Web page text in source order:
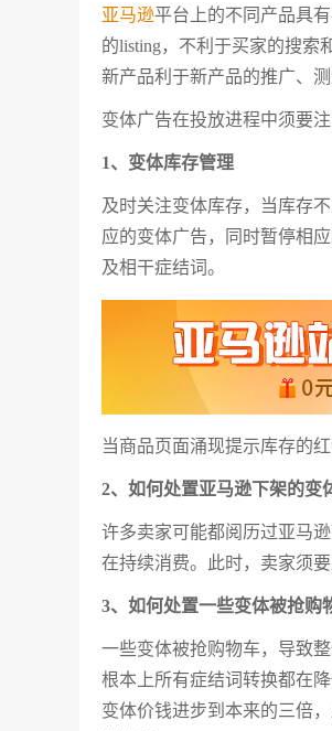
亚马逊平台上的不同产品具
的listing，不利于买家的搜索
新产品利于新产品的推广、
变体广告在投放进程中须要注
1、变体库存管理
及时关注变体库存，当库存
应的变体广告，同时暂停相
及相干症结词。
当商品页面涌现提示库存的
2、如何处置亚马逊下架的变
许多卖家可能都阅历过亚马
在持续消费。此时，卖家须
3、如何处置一些变体被抢购
一些变体被抢购物车，导致
根本上所有症结词转换都在
变体价钱进步到本来的三倍